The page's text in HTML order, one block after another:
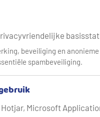
beveiliging en
spambeveiliging.
Microsoft